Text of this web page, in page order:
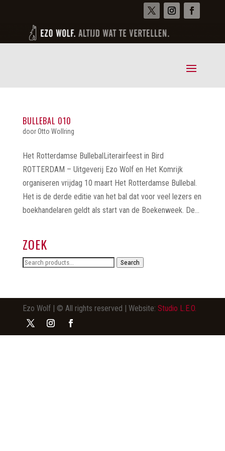
BULLEBAL 010
doorOtto Wollring
Het Rotterdamse BullebalLiterairfeest in Bird
ROTTERDAM – Uitgeverij Ezo Wolf en Het Komrijk
organiseren vrijdag 10 maart Het Rotterdamse Bullebal.
Het is de derde editie van het bal dat voor veel lezers en
boekhandelaren geldt als start van de Boekenweek. De...
ZOEK
Search
Search
Ezo Wolf | © All rights reserved | Website: Studio L.E.O.